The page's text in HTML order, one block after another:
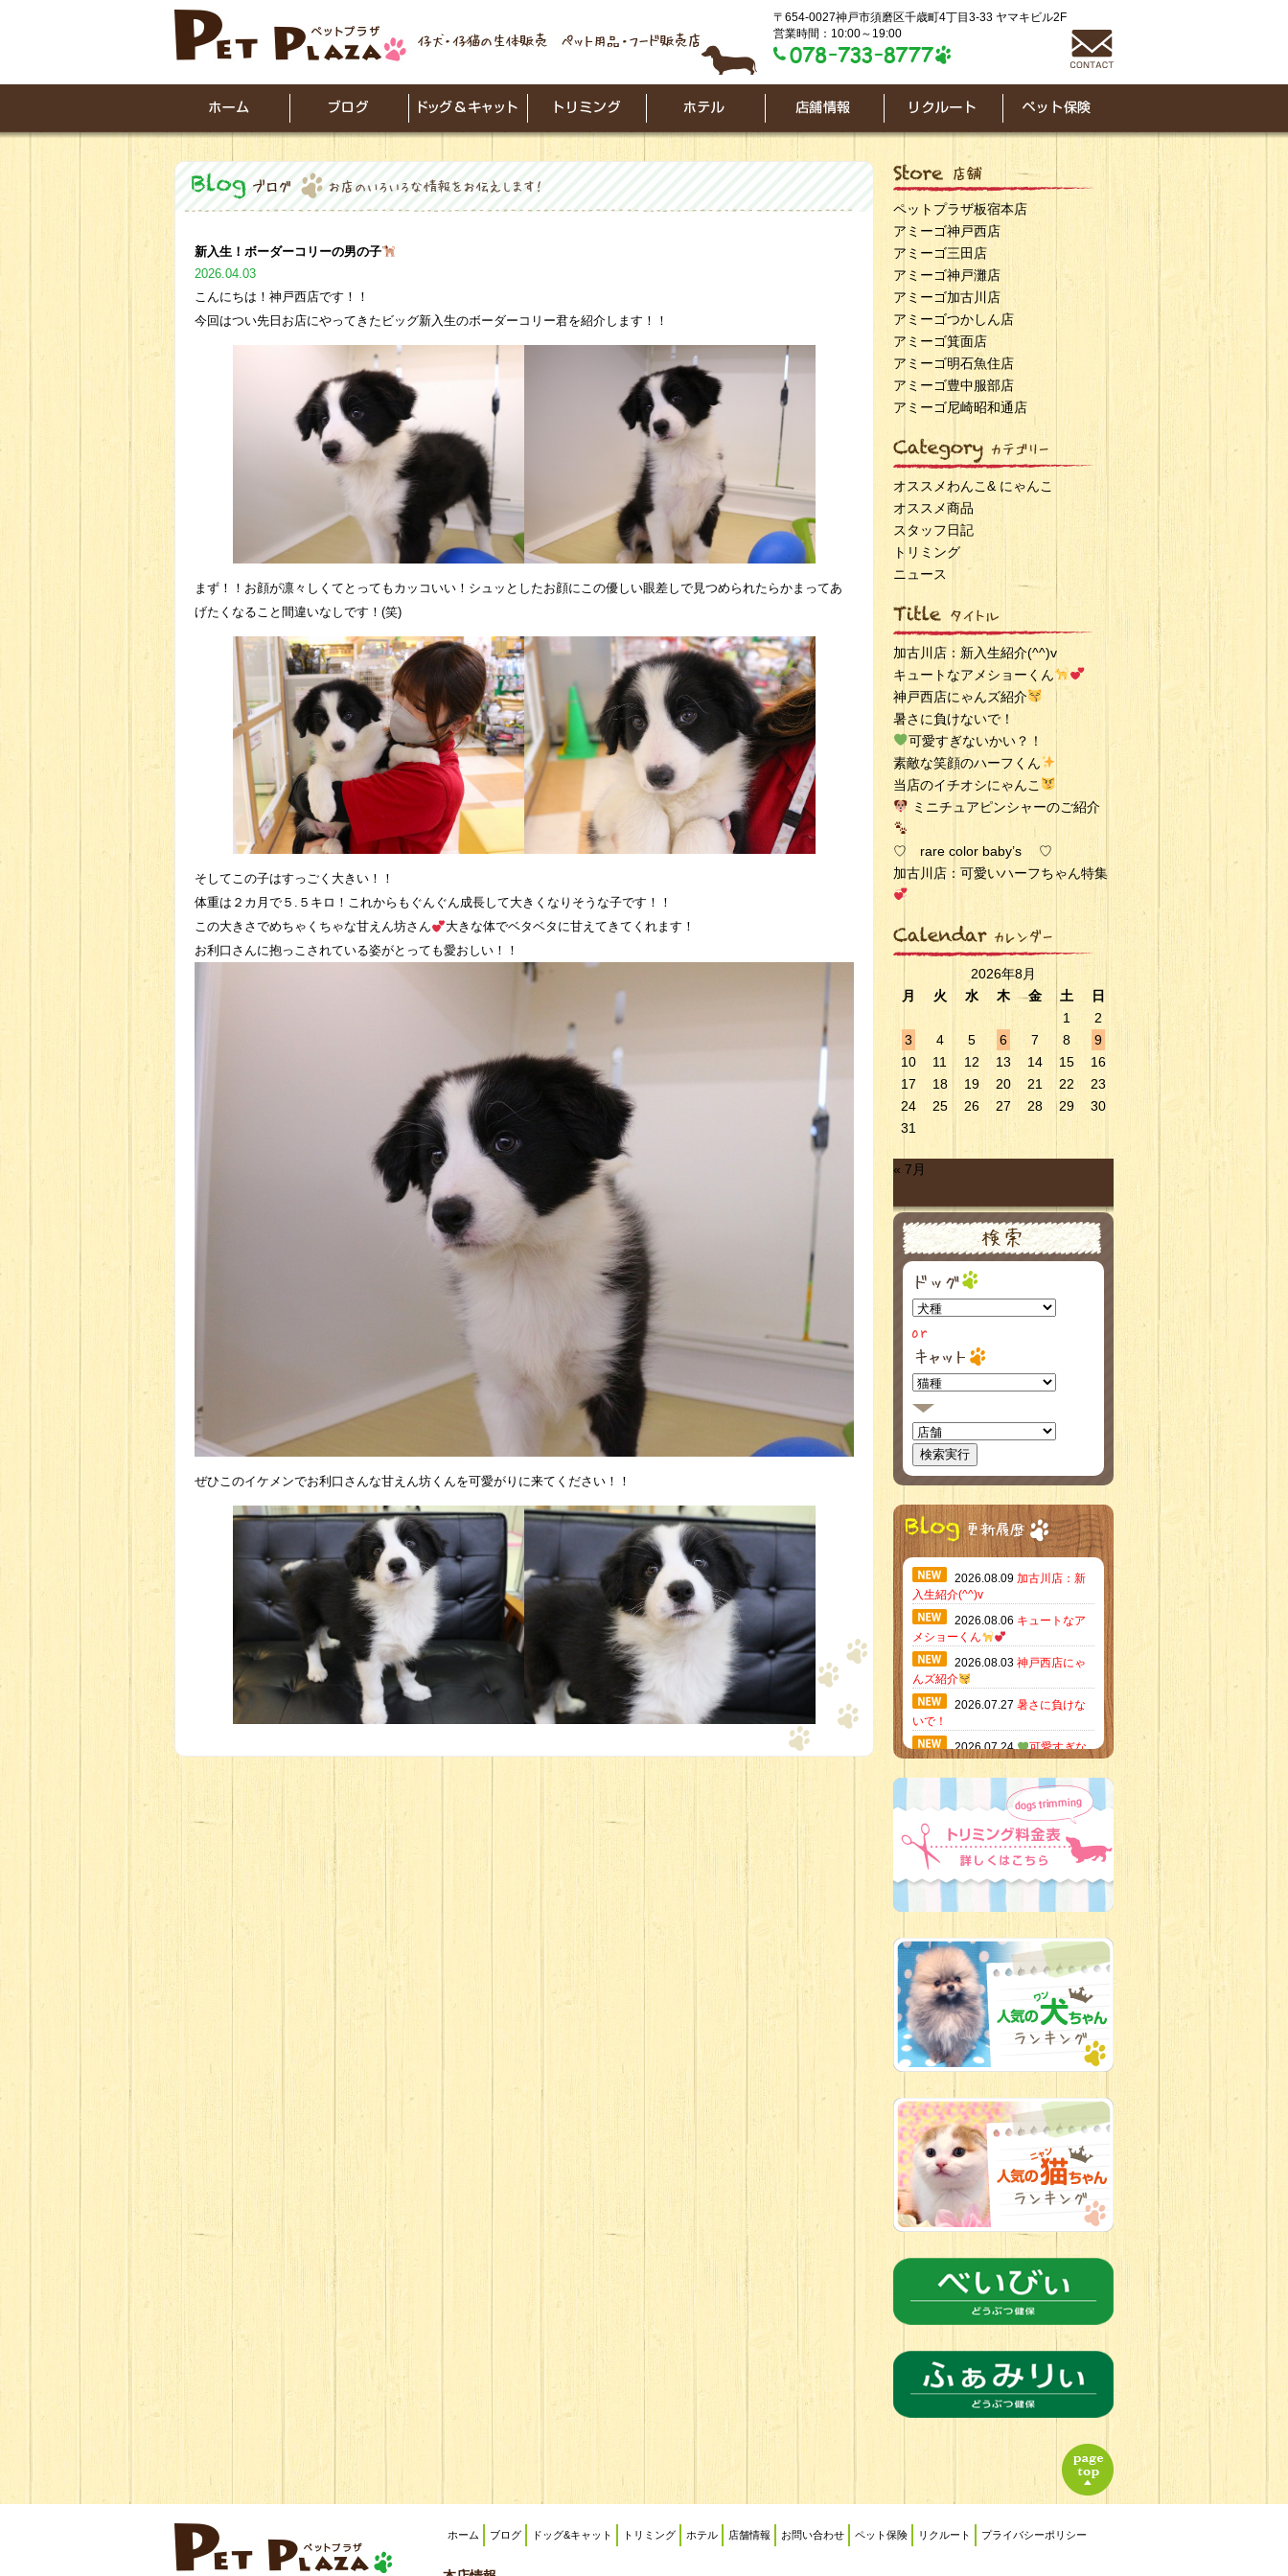
〒654-0027神戸市須磨区千歳町4丁目3-33 ヤマキビル2F
営業時間：10:00～19:00
新入生！ボーダーコリーの男の子
2026.04.03
こんにちは！神戸西店です！！
今回はつい先日お店にやってきたビッグ新入生のボーダーコリー君を紹介します！！
まず！！お顔が凛々しくてとってもカッコいい！シュッとしたお顔にこの優しい眼差しで見つめられたらかまってあ
げたくなること間違いなしです！(笑)
そしてこの子はすっごく大きい！！
体重は２カ月で５.５キロ！これからもぐんぐん成長して大きくなりそうな子です！！
この大きさでめちゃくちゃな甘えん坊さん
大きな体でベタベタに甘えてきてくれます！
お利口さんに抱っこされている姿がとっても愛おしい！！
ぜひこのイケメンでお利口さんな甘えん坊くんを可愛がりに来てください！！
ペットプラザ板宿本店
アミーゴ神戸西店
アミーゴ三田店
アミーゴ神戸灘店
アミーゴ加古川店
アミーゴつかしん店
アミーゴ箕面店
アミーゴ明石魚住店
アミーゴ豊中服部店
アミーゴ尼崎昭和通店
オススメわんこ& にゃんこ
オススメ商品
スタッフ日記
トリミング
ニュース
加古川店：新入生紹介(^^)v
キュートなアメショーくん
神戸西店にゃんズ紹介
暑さに負けないで！
可愛すぎないかい？！
素敵な笑顔のハーフくん
当店のイチオシにゃんこ
ミニチュアピンシャーのご紹介
♡ rare color baby’s ♡
加古川店：可愛いハーフちゃん特集
2026年8月
月
火 水 木 金 土
日
1
2
3
4 5 6 7 8
9
10
11 12 13 14 15
16
17
18 19 20 21 22
23
24
25 26 27 28 29
30
31
« 7月
2026.08.09 加古川店：新
入生紹介(^^)v
2026.08.06 キュートなア
メショーくん
2026.08.03 神戸西店にゃ
んズ紹介
2026.07.27 暑さに負けな
いで！
2026.07.24
可愛すぎな
素敵な笑顔の
ハーフくん
2026.07.18当店のイチオ
シにゃんこ
2026.07.12♡ rare color
2026.07.09加古川店：可
愛いハーフちゃん特集
2026.07.06 新入生紹介
2026.07.03ちびっこワン
コ
ダラダラな猫
スタッフ
2026.06.27 新入生
2026.06.24
人懐っこすぎ
なわんちゃんず
ホーム ブログ ドッグ&キャット トリミング ホテル 店舗情報 お問い合わせ ペット保険 リクルート プライバシーポリシー